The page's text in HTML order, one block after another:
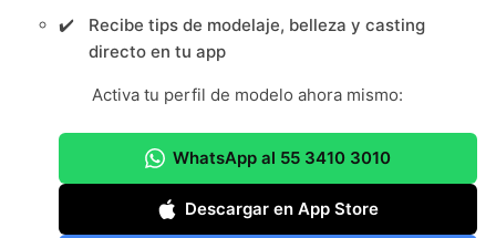
Recibe tips de modelaje, belleza y casting
directo en tu app
Activa tu perfil de modelo ahora mismo:
WhatsApp al 55 3410 3010
Descargar en App Store